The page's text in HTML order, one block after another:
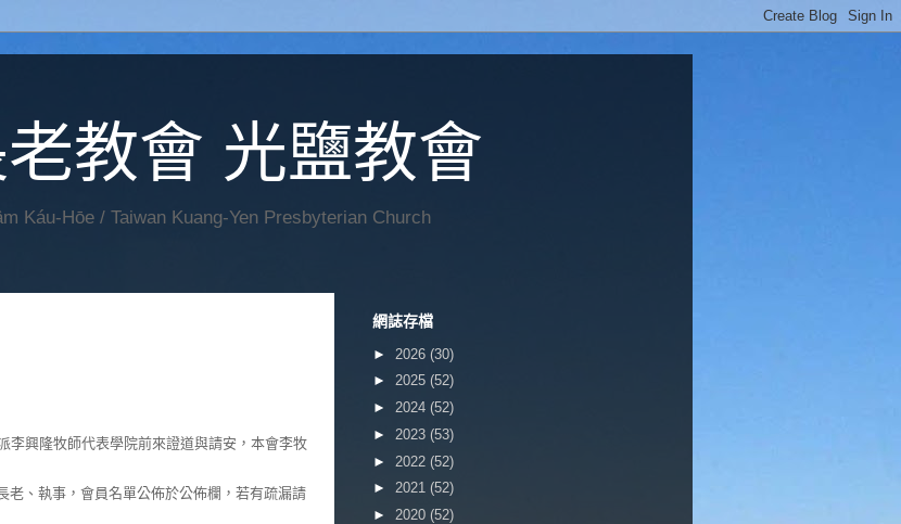
教會 光鹽教會
Káu-Hōe / Taiwan Kuang-Yen Presbyterian Church
李興隆牧師代表學院前來證道與請安，本會李牧
老、執事，會員名單公佈於公佈欄，若有疏漏請
網誌存檔
► 2026 (30)
► 2025 (52)
► 2024 (52)
► 2023 (53)
► 2022 (52)
► 2021 (52)
► 2020 (52)